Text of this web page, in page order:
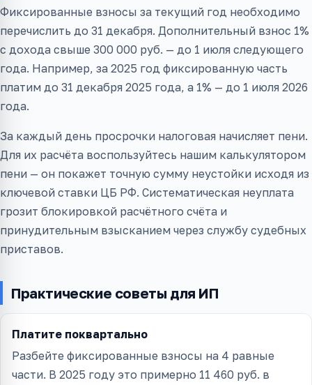
Фиксированные взносы за текущий год необходимо
перечислить до 31 декабря. Дополнительный взнос 1%
с дохода свыше 300 000 руб. — до 1 июля следующего
года. Например, за 2025 год фиксированную часть
платим до 31 декабря 2025 года, а 1% — до 1 июля 2026
года.
За каждый день просрочки налоговая начисляет пени.
Для их расчёта воспользуйтесь нашим калькулятором
пени — он покажет точную сумму неустойки исходя из
ключевой ставки ЦБ РФ. Систематическая неуплата
грозит блокировкой расчётного счёта и
принудительным взысканием через службу судебных
приставов.
Практические советы для ИП
Платите поквартально
Разбейте фиксированные взносы на 4 равные
части. В 2025 году это примерно 11 460 руб. в